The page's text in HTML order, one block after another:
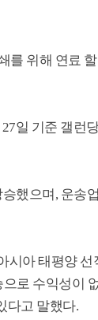
를 위해 연료
일 기준 갤런
했으며, 운송
시아 태평양
로 수익성이
다고 말했다.